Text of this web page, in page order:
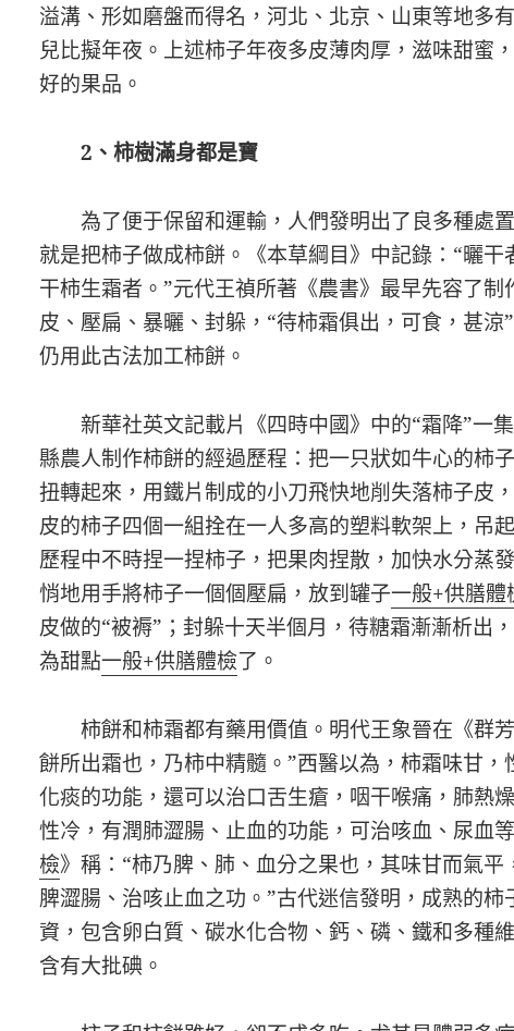
溢溝、形如磨盤而得名，河北、北京、山東等地多
兒比擬年夜。上述柿子年夜多皮薄肉厚，滋味甜蜜
好的果品。
2、柿樹滿身都是寶
為了便于保留和運輸，人們發明出了良多種處
就是把柿子做成柿餅。《本草綱目》中記錄：“曬
干柿生霜者。”元代王禎所著《農書》最早先容了制
皮、壓扁、暴曬、封躲，“待柿霜俱出，可食，甚涼
仍用此古法加工柿餅。
新華社英文記載片《四時中國》中的“霜降”一
縣農人制作柿餅的經過歷程：把一只狀如牛心的柿
扭轉起來，用鐵片制成的小刀飛快地削失落柿子皮
皮的柿子四個一組拴在一人多高的塑料軟架上，吊
歷程中不時捏一捏柿子，把果肉捏散，加快水分蒸
悄地用手將柿子一個個壓扁，放到罐子一般+供膳體
皮做的“被褥”；封躲十天半個月，待糖霜漸漸析出
為甜點一般+供膳體檢了。
柿餅和柿霜都有藥用價值。明代王象晉在《群
餅所出霜也，乃柿中精髓。”西醫以為，柿霜味甘，
化痰的功能，還可以治口舌生瘡，咽干喉痛，肺熱
性冷，有潤肺澀腸、止血的功能，可治咳血、尿血
檢》稱：“柿乃脾、肺、血分之果也，其味甘而氣
脾澀腸、治咳止血之功。”古代迷信發明，成熟的柿
資，包含卵白質、碳水化合物、鈣、磷、鐵和多種
含有大批碘。